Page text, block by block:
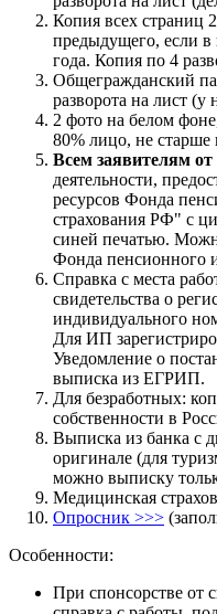
Копия всех страниц
предыдущего, если
года. Копия по 4
Общегражданский
разворота на лист (у
2 фото на белом
80% лицо, не старше
Всем заявителям от
деятельности,
ресурсов Фонда
страхования РФ" с
синей печатью.
Фонда пенсионного
Справка с места
свидетельства о
индивидуального
Для ИП
Уведомление о
выписка из ЕГРИП.
Для безработных:
собственности в
Выписка из банка с
оригинале (для
можно выписку
Медицинская
Опросник >>>
Особенности:
При спонсорстве от